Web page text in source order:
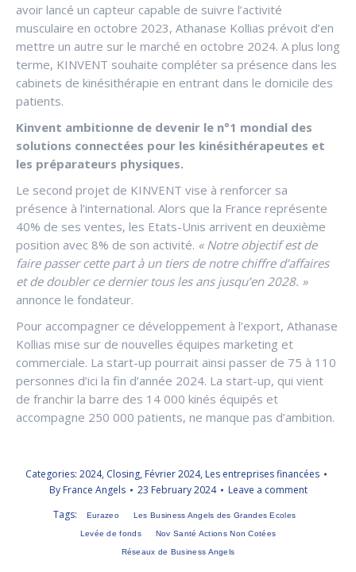
avoir lancé un capteur capable de suivre l’activité
musculaire en octobre 2023, Athanase Kollias prévoit d’en
mettre un autre sur le marché en octobre 2024. A plus long
terme, KINVENT souhaite compléter sa présence dans les
cabinets de kinésithérapie en entrant dans le domicile des
patients.
Kinvent ambitionne de devenir le n°1 mondial des
solutions connectées pour les kinésithérapeutes et
les préparateurs physiques.
Le second projet de KINVENT vise à renforcer sa
présence à l’international. Alors que la France représente
40% de ses ventes, les Etats-Unis arrivent en deuxième
position avec 8% de son activité. « Notre objectif est de
faire passer cette part à un tiers de notre chiffre d’affaires
et de doubler ce dernier tous les ans jusqu’en 2028. »
annonce le fondateur.
Pour accompagner ce développement à l’export, Athanase
Kollias mise sur de nouvelles équipes marketing et
commerciale. La start-up pourrait ainsi passer de 75 à 110
personnes d’ici la fin d’année 2024. La start-up, qui vient
de franchir la barre des 14 000 kinés équipés et
accompagne 250 000 patients, ne manque pas d’ambition.
Categories: 2024, Closing, Février 2024, Les entreprises financées
By France Angels 23 February 2024
Leave a comment
Tags:
Eurazeo Les Business Angels des Grandes Ecoles
Levée de fonds Nov Santé Actions Non Cotées
Réseaux de Business Angels